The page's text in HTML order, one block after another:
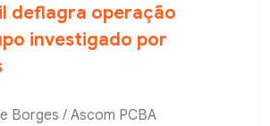
deflagra operação
investigado por
Borges / Ascom PCBA